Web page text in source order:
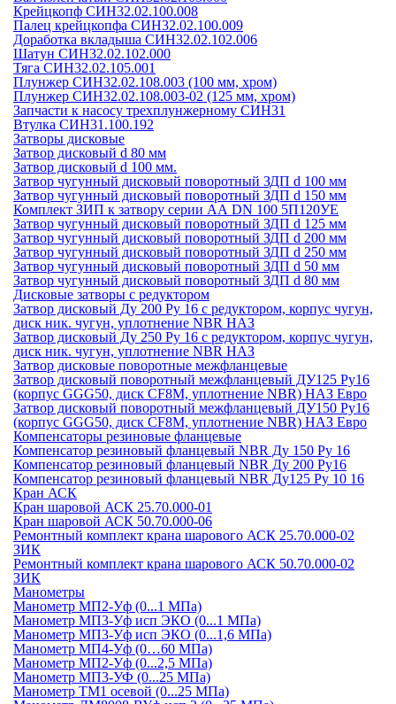
Крейцкопф СИН32.02.100.008
Палец крейцкопфа СИН32.02.100.009
Доработка вкладыша СИН32.02.102.006
Шатун СИН32.02.102.000
Тяга СИН32.02.105.001
Плунжер СИН32.02.108.003 (100 мм, хром)
Плунжер СИН32.02.108.003-02 (125 мм, хром)
Запчасти к насосу трехплунжерному СИН31
Втулка СИН31.100.192
Затворы дисковые
Затвор дисковый d 80 мм
Затвор дисковый d 100 мм.
Затвор чугунный дисковый поворотный ЗДП d 100 мм
Затвор чугунный дисковый поворотный ЗДП d 150 мм
Комплект ЗИП к затвору серии АА DN 100 5П120УЕ
Затвор чугунный дисковый поворотный ЗДП d 125 мм
Затвор чугунный дисковый поворотный ЗДП d 200 мм
Затвор чугунный дисковый поворотный ЗДП d 250 мм
Затвор чугунный дисковый поворотный ЗДП d 50 мм
Затвор чугунный дисковый поворотный ЗДП d 80 мм
Дисковые затворы с редуктором
Затвор дисковый Ду 200 Ру 16 с редуктором, корпус чугун,
диск ник. чугун, уплотнение NBR НАЗ
Затвор дисковый Ду 250 Ру 16 с редуктором, корпус чугун,
диск ник. чугун, уплотнение NBR НАЗ
Затвор дисковые поворотные межфланцевые
Затвор дисковый поворотный межфланцевый ДУ125 Ру16
(корпус GGG50, диск CF8М, уплотнение NBR) НАЗ Евро
Затвор дисковый поворотный межфланцевый ДУ150 Ру16
(корпус GGG50, диск CF8М, уплотнение NBR) НАЗ Евро
Компенсаторы резиновые фланцевые
Компенсатор резиновый фланцевый NBR Ду 150 Ру 16
Компенсатор резиновый фланцевый NBR Ду 200 Ру16
Компенсатор резиновый фланцевый NBR Ду125 Ру 10 16
Кран АСК
Кран шаровой АСК 25.70.000-01
Кран шаровой АСК 50.70.000-06
Ремонтный комплект крана шарового АСК 25.70.000-02
ЗИК
Ремонтный комплект крана шарового АСК 50.70.000-02
ЗИК
Манометры
Манометр МП2-Уф (0...1 МПа)
Манометр МП3-Уф исп ЭКО (0...1 МПа)
Манометр МП3-Уф исп ЭКО (0...1,6 МПа)
Манометр МП4-Уф (0…60 МПа)
Манометр МП2-Уф (0...2,5 МПа)
Манометр МП3-УФ (0...25 МПа)
Манометр ТМ1 осевой (0...25 МПа)